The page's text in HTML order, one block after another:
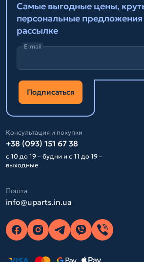
Самые выгодные цены,
персональные предложения
рассылке
E-mail
Подписаться
Консультация и покупки
+38 (093) 151 67 38
с 10 до 19 – будни и с 11 до 19 –
выходные
Пошта
info@uparts.in.ua